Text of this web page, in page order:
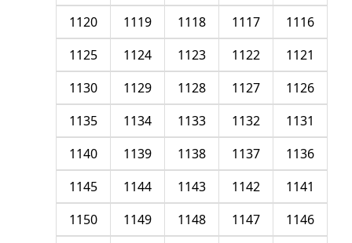
1116
1117
1118
1119
1120
1121
1122
1123
1124
1125
1126
1127
1128
1129
1130
1131
1132
1133
1134
1135
1136
1137
1138
1139
1140
1141
1142
1143
1144
1145
1146
1147
1148
1149
1150